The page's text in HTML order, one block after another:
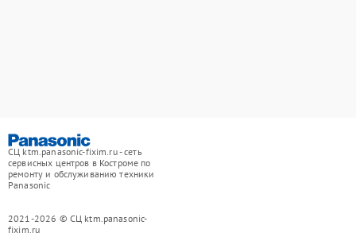
СЦ ktm.panasonic-fixim.ru - сеть
сервисных центров в Костроме по
ремонту и обслуживанию техники
Panasonic
2021-2026 © СЦ ktm.panasonic-
fixim.ru